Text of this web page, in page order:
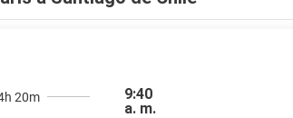
20m
9:40
a. m.